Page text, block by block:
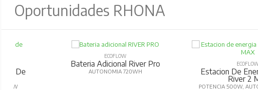
Oportunidades RHONA
Bateria Adicional River Pro
AUTONOMIA 720WH Estacion De Energia
River 2 Max
POTENCIA 500W, AUTONOMIA